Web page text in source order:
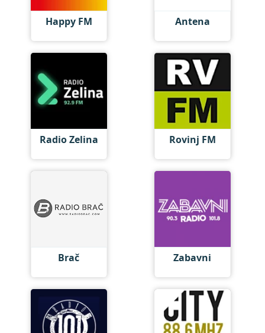
Happy FM Antena
Radio Zelina Rovinj FM
Brač Zabavni